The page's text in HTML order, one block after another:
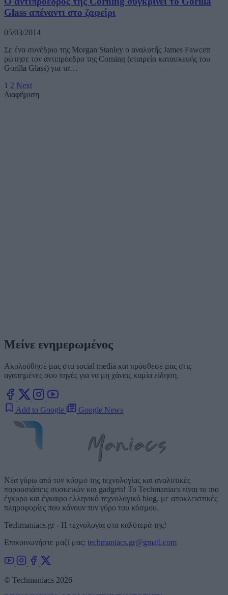
Glass απέναντι στο ζαφείρι
05/03/2014
Σε ένα συνέδριο της Morgan Stanley ο αναλυτής James Fawcett
ρώτησε τον αντιπρόεδρο της Corning (εταιρεία κατασκευής του
Gorilla Glass) για τα…
1 2 Next
Διαφήμιση
Μείνε ενημερωμένος
Ακολούθησέ μας στα social media και πρόσθεσέ μας στις
αγαπημένες σου πηγές για να μη χάνεις καμία είδηση.
Add to Google Google News
Νέα γύρω από τον κόσμο της τεχνολογίας και αναλυτικές
παρουσιάσεις συσκευών και gadgets! Το Techmaniacs είναι το πιο
έγκυρο και έγκαιρο ελληνικό τεχνολογικό blog, με αποκλειστικές
πληροφορίες που κάνουν τον γύρο του κόσμου.
Techmaniacs.gr - Η τεχνολογία στα καλύτερά της!
Επικοινωνήστε μαζί μας: techmaniacs.gr@gmail.com
© Techmaniacs 2026